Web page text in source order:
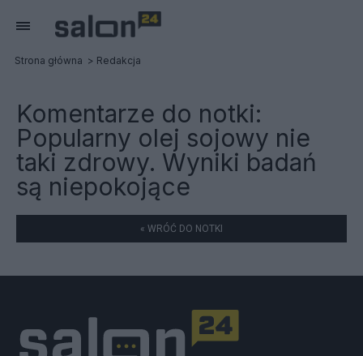
Strona główna Redakcja
Komentarze do notki:
Popularny olej sojowy nie
taki zdrowy. Wyniki badań
są niepokojące
« WRÓĆ DO NOTKI